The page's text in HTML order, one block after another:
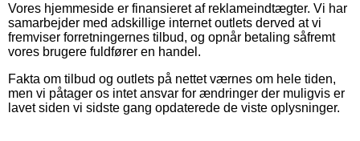
Vores hjemmeside er finansieret af reklameindtægter. Vi har
samarbejder med adskillige internet outlets derved at vi
fremviser forretningernes tilbud, og opnår betaling såfremt
vores brugere fuldfører en handel.
Fakta om tilbud og outlets på nettet værnes om hele tiden,
men vi påtager os intet ansvar for ændringer der muligvis er
lavet siden vi sidste gang opdaterede de viste oplysninger.